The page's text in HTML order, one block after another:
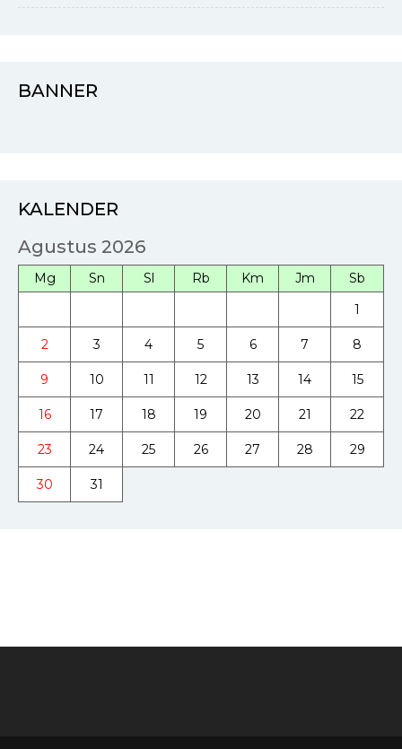
BANNER
KALENDER
Agustus 2026
Mg Sn Sl Rb Km Jm
Sb
1
2 3 4 5 6 7 8
9 10 11 12 13 14 15
16 17 18 19 20 21 22
23 24 25 26 27 28 29
30 31